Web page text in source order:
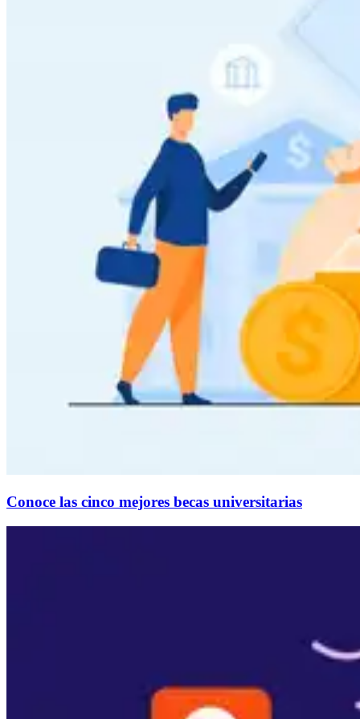
Conoce las cinco mejores becas universitarias